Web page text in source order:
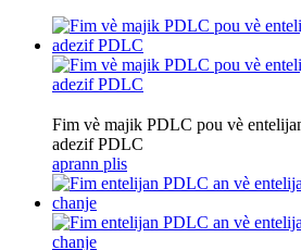
Fim vè majik PDLC pou vè
adezif PDLC
aprann plis